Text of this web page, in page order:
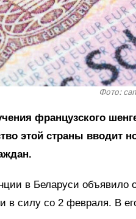
Фото:
французского
этой страны вводит
в Беларуси объявило
в силу со 2 февраля. В